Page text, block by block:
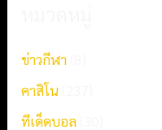
ข่าวกีฬา
คาสิโน
ทีเด็ดบอล